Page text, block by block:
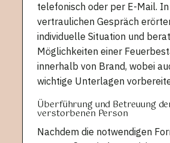
telefonisch oder per E-Mail.
vertraulichen Gespräch
individuelle Situation und
Möglichkeiten einer
innerhalb von Brand, wobei
wichtige Unterlagen
Überführung und Betreuung
verstorbenen Person
Nachdem die notwendigen